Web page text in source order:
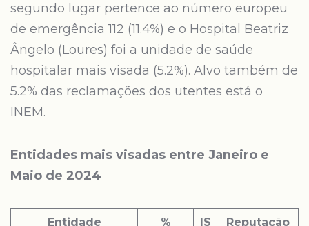
segundo lugar pertence ao número europeu
de emergência 112 (11.4%) e o Hospital Beatriz
Ângelo (Loures) foi a unidade de saúde
hospitalar mais visada (5.2%). Alvo também de
5.2% das reclamações dos utentes está o
INEM.
Entidades mais visadas entre Janeiro e
Maio de 2024
Entidade % IS Reputação